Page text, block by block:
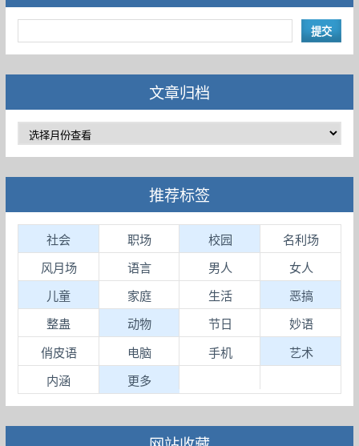
文章归档
推荐标签
社会 职场 校园 名利场
风月场 语言 男人 女人
儿童 家庭 生活 恶搞
整蛊 动物 节日 妙语
俏皮语 电脑 手机 艺术
内涵 更多